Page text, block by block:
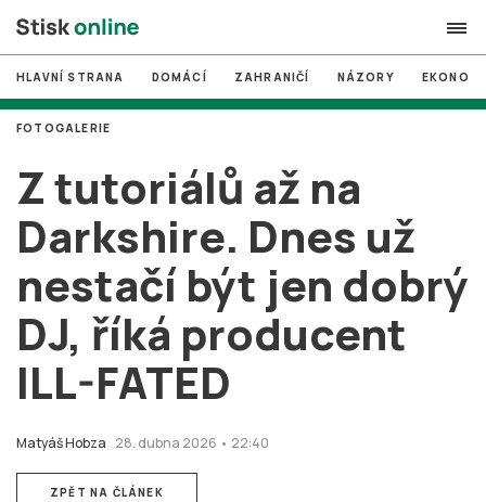
search
# MUNI
# Brno
# volby
login PŘIHLÁSIT SE
Zapomněli jste heslo?
Založit nový účet
HLAVNÍ STRANA DOMÁCÍ ZAHRANIČÍ NÁZORY
Z tutoriálů až na
Darkshire. Dnes už
nestačí být jen dobrý
DJ, říká producent
ILL-FATED
Matyáš Hobza 28. dubna 2026 • 22:40
FOTOGALERIE
ZPĚT NA ČLÁNEK